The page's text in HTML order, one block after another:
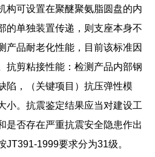
构可设置在聚醚聚氨脂圆盘的内
的单独装置传递，则支座本身不
产品耐老化性能，目前该标准因
抗剪粘接性能：检测产品内部钢
陷，（关键项目）抗压弹性模
小。抗震鉴定结果应当对建设工
是否存在严重抗震安全隐患作出
JT391-1999要求分为31级。